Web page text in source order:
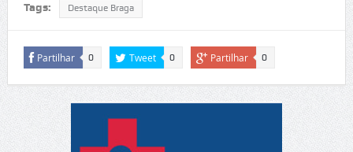
Tags: Destaque Braga
Partilhar 0 Tweet 0 Partilhar 0